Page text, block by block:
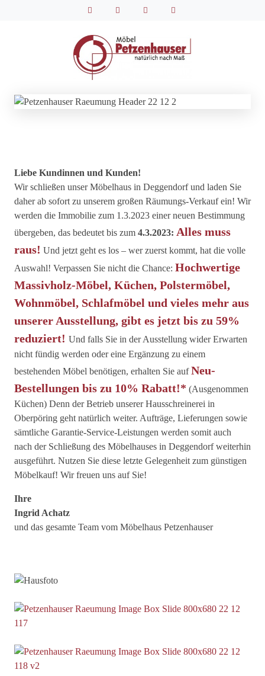
Liebe Kundinnen und Kunden!
Wir schließen unser Möbelhaus in Deggendorf und laden Sie
daher ab sofort zu unserem großen Räumungs-Verkauf ein! Wir
werden die Immobilie zum 1.3.2023 einer neuen Bestimmung
übergeben, das bedeutet bis zum 4.3.2023: Alles muss
raus! Und jetzt geht es los – wer zuerst kommt, hat die volle
Auswahl! Verpassen Sie nicht die Chance: Hochwertige
Massivholz-Möbel, Küchen, Polstermöbel,
Wohnmöbel, Schlafmöbel und vieles mehr aus
unserer Ausstellung, gibt es jetzt bis zu 59%
reduziert! Und falls Sie in der Ausstellung wider Erwarten
nicht fündig werden oder eine Ergänzung zu einem
bestehenden Möbel benötigen, erhalten Sie aufNeu-
Bestellungen bis zu 10% Rabatt!* (Ausgenommen
Küchen) Denn der Betrieb unserer Hausschreinerei in
Oberpöring geht natürlich weiter. Aufträge, Lieferungen sowie
sämtliche Garantie-Service-Leistungen werden somit auch
nach der Schließung des Möbelhauses in Deggendorf weiterhin
ausgeführt. Nutzen Sie diese letzte Gelegenheit zum günstigen
Möbelkauf! Wir freuen uns auf Sie!
Ihre
Ingrid Achatz
und das gesamte Team vom Möbelhaus Petzenhauser